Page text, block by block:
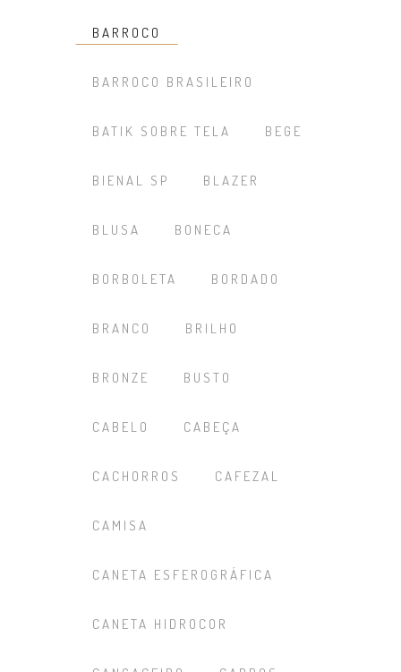
BARROCO
BARROCO BRASILEIRO
BATIK SOBRE TELA BEGE
BIENAL SP BLAZER
BLUSA BONECA
BORBOLETA BORDADO
BRANCO BRILHO
BRONZE BUSTO
CABELO CABEÇA
CACHORROS CAFEZAL
CAMISA
CANETA ESFEROGRÁFICA
CANETA HIDROCOR